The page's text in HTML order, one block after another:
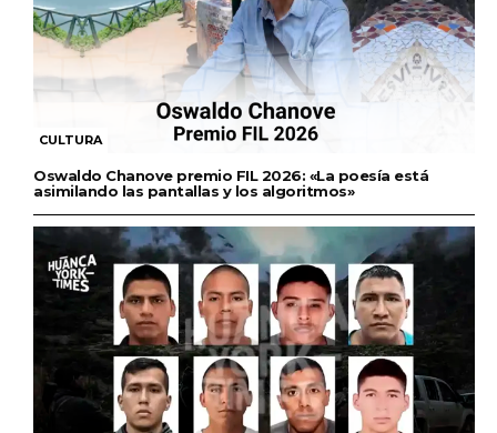
CULTURA
Oswaldo Chanove premio FIL 2026: «La poesía está
asimilando las pantallas y los algoritmos»